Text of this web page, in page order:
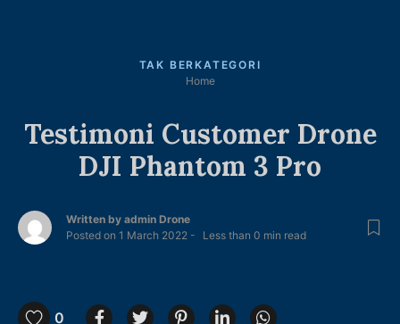
TAK BERKATEGORI
Home
Testimoni Customer Drone
DJI Phantom 3 Pro
Written by admin Drone
Posted on 1 March 2022 Less than 0 min read
0